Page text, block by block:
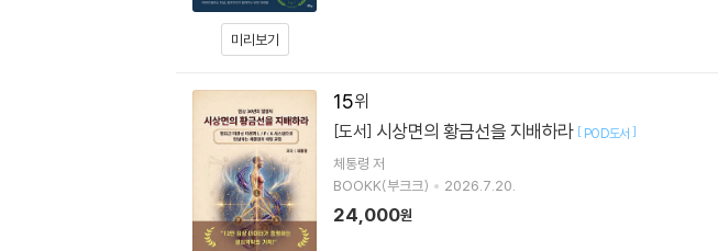
미리보기
15
[도서] 시상면의 황금선을 지배하라 [ POD도서 ]
체통령 저
BOOKK(부크크)
2026.7.20.
24,000원